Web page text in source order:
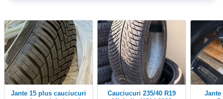
jante 15 plus cauciucuri
Cauciucuri 235/40 R19
Jante cu cauciucuri